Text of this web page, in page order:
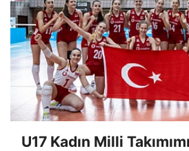
U17 Kadın Milli